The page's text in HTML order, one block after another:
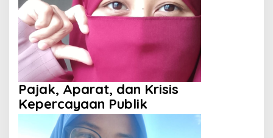
Pajak, Aparat, dan Krisis
Kepercayaan Publik